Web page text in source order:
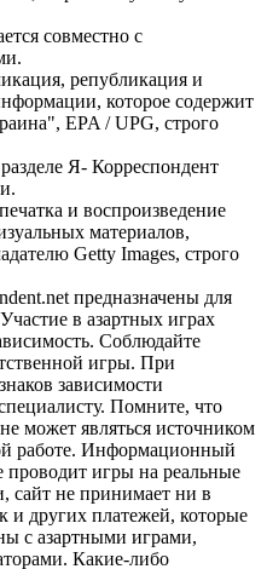
совместно с
републикация и
которое содержит
EPA / UPG, строго
Я- Корреспондент
и воспроизведение
материалов,
Getty Images, строго
предназначены для
в азартных играх
Соблюдайте
игры. При
зависимости
Помните, что
может являться источником
работе. Информационный
проводит игры на реальные
сайт не принимает ни в
и других платежей, которые
с азартными играми,
Какие-либо